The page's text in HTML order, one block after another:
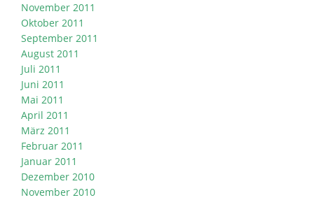
November 2011
Oktober 2011
September 2011
August 2011
Juli 2011
Juni 2011
Mai 2011
April 2011
März 2011
Februar 2011
Januar 2011
Dezember 2010
November 2010